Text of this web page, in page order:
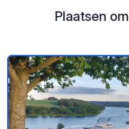
Plaatsen